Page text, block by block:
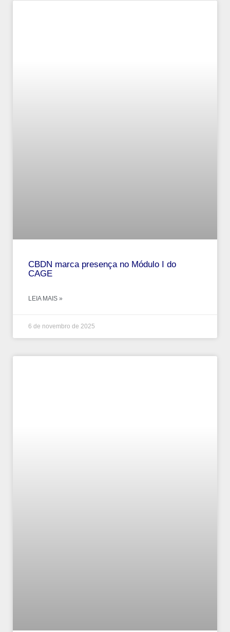
CBDN marca presença no Módulo I do
CAGE
LEIA MAIS »
6 de novembro de 2025